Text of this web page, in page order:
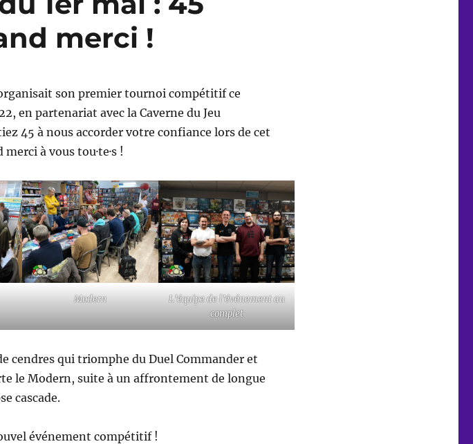
merci !
son premier tournoi compétitif ce
en partenariat avec la Caverne du Jeu
45 à nous accorder votre confiance lors de cet
à vous tou·te·s !
Modern
L’équipe de l’événement au
complet
cendres qui triomphe du Duel Commander et
le Modern, suite à un affrontement de longue
cascade.
événement compétitif !